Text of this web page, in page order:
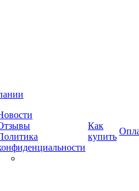
Как
купить